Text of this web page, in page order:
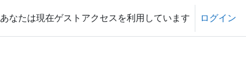
あなたは現在ゲストアクセスを利用しています ログイン